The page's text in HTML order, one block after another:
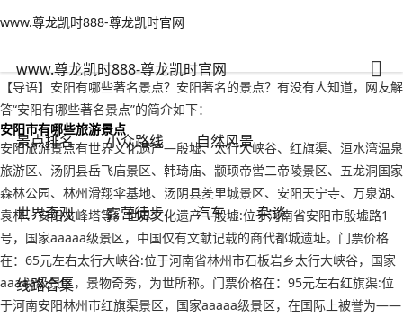
www.尊龙凯时888-尊龙凯时官网
www.尊龙凯时888-尊龙凯时官网
景点排名 小众路线 自然风景
世界奇观 露营徒步 汽车 杂谈
线路合集
www.尊龙凯时888-尊龙凯时官网
安阳有哪些著名景点？安阳著名的景点-www.尊龙凯时888
【导语】安阳有哪些著名景点？安阳著名的景点？有没有人知道，网友解
答“安阳有哪些著名景点”的简介如下：
安阳市有哪些旅游景点
安阳旅游景点有世界文化遗产—殷墟、太行大峡谷、红旗渠、洹水湾温泉
旅游区、汤阴县岳飞庙景区、韩琦庙、颛顼帝喾二帝陵景区、五龙洞国家
森林公园、林州滑翔伞基地、汤阴县羑里城景区、安阳天宁寺、万泉湖、
袁林、安阳文峰塔等。世界文化遗产—殷墟:位于河南省安阳市殷墟路1
号，国家aaaaa级景区，中国仅有文献记载的商代都城遗址。门票价格
在：65元左右太行大峡谷:位于河南省林州市石板岩乡太行大峡谷，国家
aaaaa级景区，景物奇秀，为世所称。门票价格在：95元左右红旗渠:位
于河南安阳林州市红旗渠景区，国家aaaaa级景区，在国际上被誉为——